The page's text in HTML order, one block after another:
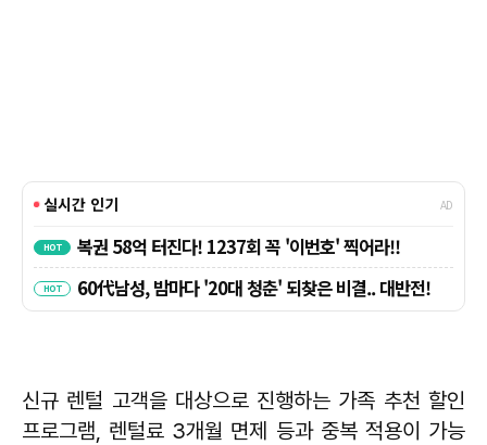
신규 렌털 고객을 대상으로 진행하는 가족 추천 할인
프로그램, 렌털료 3개월 면제 등과 중복 적용이 가능